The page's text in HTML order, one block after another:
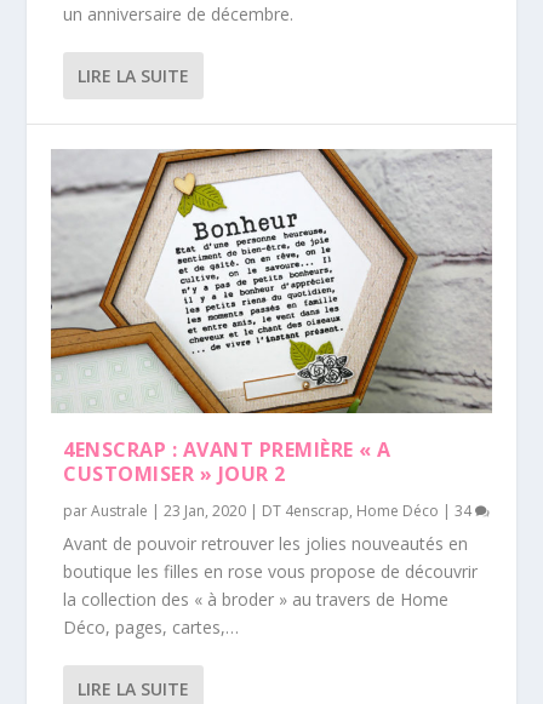
un anniversaire de décembre.
LIRE LA SUITE
4ENSCRAP : AVANT PREMIÈRE « A
CUSTOMISER » JOUR 2
parAustrale |23 Jan, 2020 | DT 4enscrap, Home Déco |34
Avant de pouvoir retrouver les jolies nouveautés en
boutique les filles en rose vous propose de découvrir
la collection des « à broder » au travers de Home
Déco, pages, cartes,…
LIRE LA SUITE